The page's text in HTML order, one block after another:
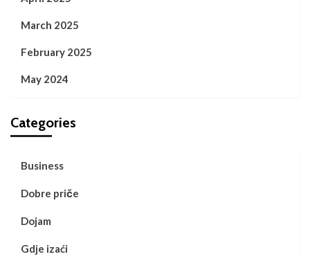
March 2025
February 2025
May 2024
Categories
Business
Dobre priče
Dojam
Gdje izaći